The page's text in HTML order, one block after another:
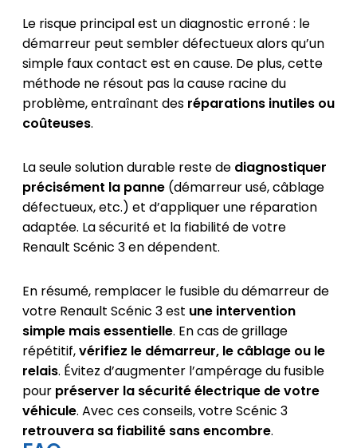
Le risque principal est un diagnostic erroné : le
démarreur peut sembler défectueux alors qu’un
simple faux contact est en cause. De plus, cette
méthode ne résout pas la cause racine du
problème, entraînant des réparations inutiles ou
coûteuses.
La seule solution durable reste de diagnostiquer
précisément la panne(démarreur usé, câblage
défectueux, etc.) et d’appliquer une réparation
adaptée. La sécurité et la fiabilité de votre
Renault Scénic 3 en dépendent.
En résumé, remplacer le fusible du démarreur de
votre Renault Scénic 3 est une intervention
simple mais essentielle. En cas de grillage
répétitif,vérifiez le démarreur, le câblage ou le
relais. Évitez d’augmenter l’ampérage du fusible
pour préserver la sécurité électrique de votre
véhicule. Avec ces conseils, votre Scénic 3
retrouvera sa fiabilité sans encombre.